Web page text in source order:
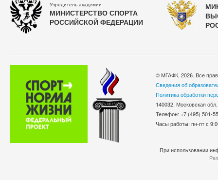
Учредитель академии
МИНИСТЕРСТВО СПОРТА
РОССИЙСКОЙ ФЕДЕРАЦИИ
© МГАФК, 2026. Все
Сведения об
Политика обработки
140032, Московская
Телефон: +7 (495)
Часы работы: пн-пт с
При использовании